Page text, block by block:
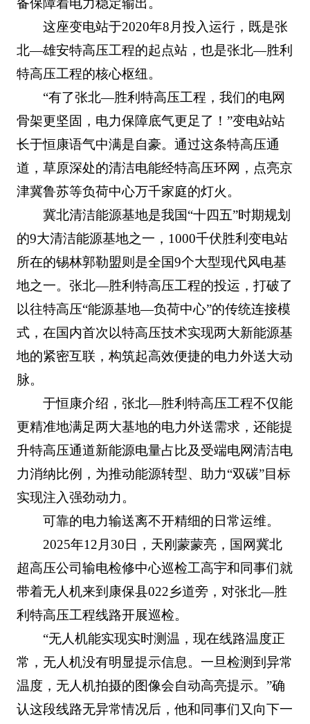
备保障着电力稳定输出。
这座变电站于2020年8月投入运行，既是张
北—雄安特高压工程的起点站，也是张北—胜利
特高压工程的核心枢纽。
“有了张北—胜利特高压工程，我们的电网
骨架更坚固，电力保障底气更足了！”变电站站
长于恒康语气中满是自豪。通过这条特高压通
道，草原深处的清洁电能经特高压环网，点亮京
津冀鲁苏等负荷中心万千家庭的灯火。
冀北清洁能源基地是我国“十四五”时期规划
的9大清洁能源基地之一，1000千伏胜利变电站
所在的锡林郭勒盟则是全国9个大型现代风电基
地之一。张北—胜利特高压工程的投运，打破了
以往特高压“能源基地—负荷中心”的传统连接模
式，在国内首次以特高压技术实现两大新能源基
地的紧密互联，构筑起高效便捷的电力外送大动
脉。
于恒康介绍，张北—胜利特高压工程不仅能
更精准地满足两大基地的电力外送需求，还能提
升特高压通道新能源电量占比及受端电网清洁电
力消纳比例，为推动能源转型、助力“双碳”目标
实现注入强劲动力。
可靠的电力输送离不开精细的日常运维。
2025年12月30日，天刚蒙蒙亮，国网冀北
超高压公司输电检修中心巡检工高宇和同事们就
带着无人机来到康保县022乡道旁，对张北—胜
利特高压工程线路开展巡检。
“无人机能实现实时测温，现在线路温度正
常，无人机没有明显提示信息。一旦检测到异常
温度，无人机拍摄的图像会自动高亮提示。”确
认这段线路无异常情况后，他和同事们又向下一